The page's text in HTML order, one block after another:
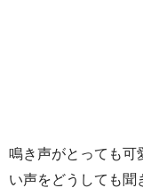
鳴き声がとっても可
い声をどうしても聞